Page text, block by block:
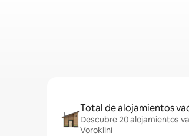
Total de alojamientos
Descubre 20 alojamientos
Voroklini